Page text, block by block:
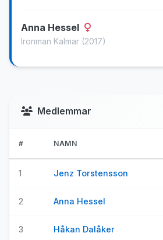
Anna Hessel
Ironman Kalmar (2017)
Medlemmar
# NAMN
1 Jenz Torstensson
2 Anna Hessel
3 Håkan Dalåker